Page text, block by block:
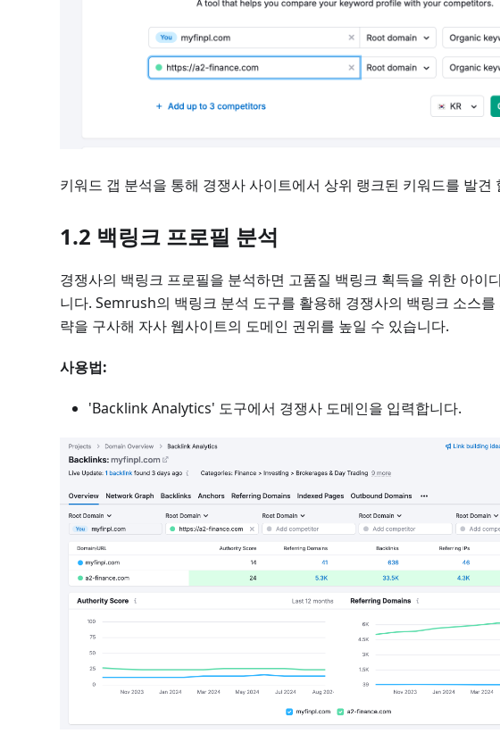
키워드 갭 분석을 통해 경쟁사 사이트에서 상위 랭크된 키워드를 발견
1.2 백링크 프로필 분석
경쟁사의 백링크 프로필을 분석하면 고품질 백링크 획득을 위한 아이
니다. Semrush의 백링크 분석 도구를 활용해 경쟁사의 백링크 소스
략을 구사해 자사 웹사이트의 도메인 권위를 높일 수 있습니다.
사용법:
'Backlink Analytics' 도구에서 경쟁사 도메인을 입력합니다.